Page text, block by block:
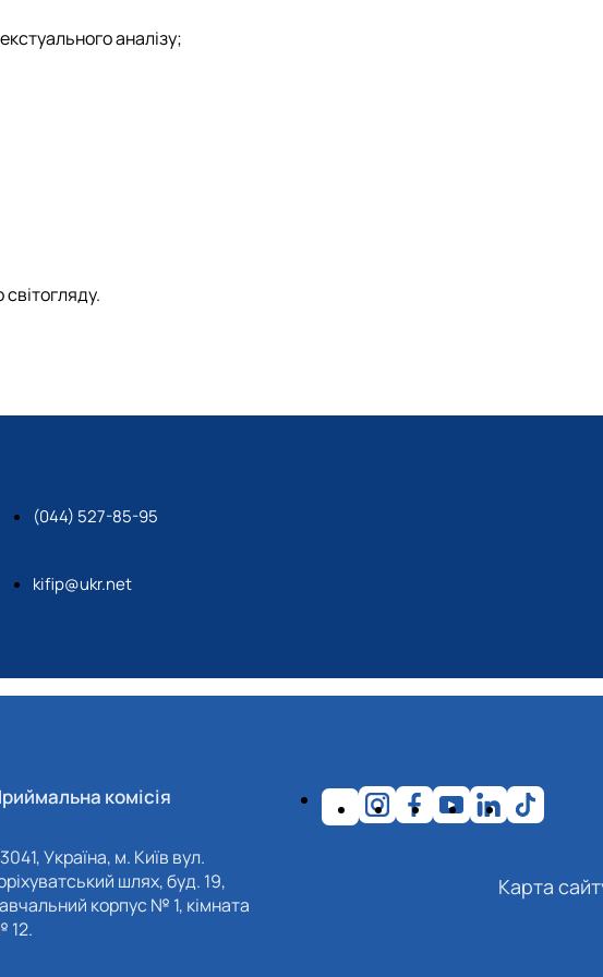
аналізу;
(044) 527-85-95
kifip@ukr.net
комісія
Україна, м. Київ вул.
шлях, буд. 19,
корпус № 1, кімната
12.
Карта